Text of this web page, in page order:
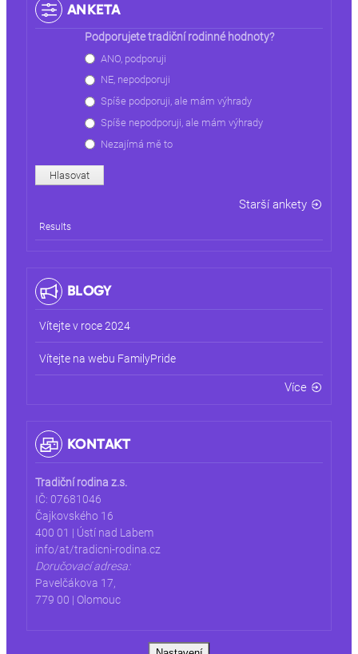
ANKETA
Podporujete tradiční rodinné hodnoty?
ANO, podporuji
NE, nepodporuji
Spíše podporuji, ale mám výhrady
Spíše nepodporuji, ale mám výhrady
Nezajímá mě to
Starší ankety
Results
BLOGY
Vítejte v roce 2024
Vítejte na webu FamilyPride
Více
KONTAKT
Tradiční rodina z.s.
IČ: 07681046
Čajkovského 16
400 01 | Ústí nad Labem
info/at/tradicni-rodina.cz
Doručovací adresa:
Pavelčákova 17,
779 00 | Olomouc